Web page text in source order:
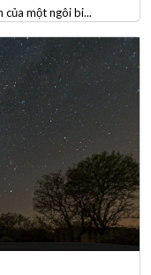
của một ngôi bi...